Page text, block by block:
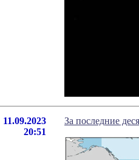
11.09.2023
20:51
За последние